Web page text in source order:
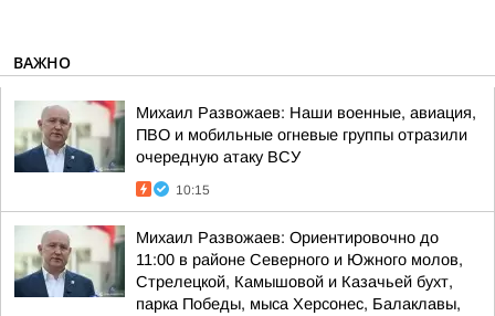
ВАЖНО
Михаил Развожаев: Наши военные, авиация,
ПВО и мобильные огневые группы отразили
очередную атаку ВСУ
10:15
Михаил Развожаев: Ориентировочно до
11:00 в районе Северного и Южного молов,
Стрелецкой, Камышовой и Казачьей бухт,
парка Победы, мыса Херсонес, Балаклавы,